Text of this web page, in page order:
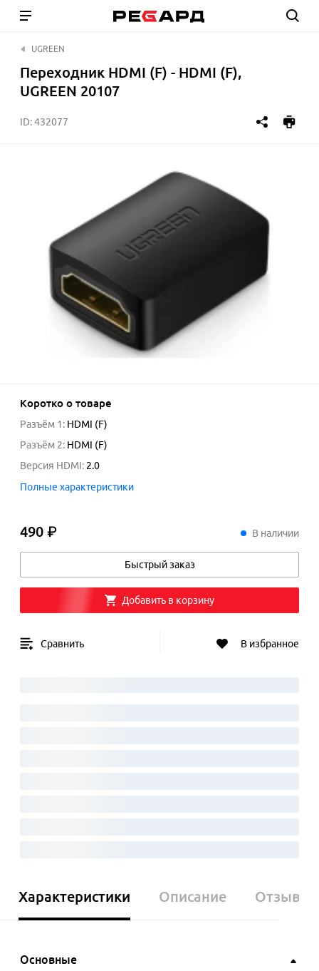
UGREEN
Переходник HDMI (F) - HDMI (F),
UGREEN 20107
ID:432077
Коротко о товаре
Разъём 1 : HDMI (F)
Разъём 2: HDMI (F)
Версия HDMI: 2.0
Полные характеристики
490 ₽490 ₽ В наличии
Быстрый заказ
Добавить в корзину
Сравнить В избранное
Характеристики Описание Отзывы
Основные